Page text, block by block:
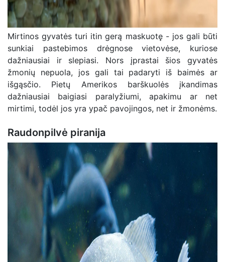
Mirtinos gyvatės turi itin gerą maskuotę - jos gali būti
sunkiai pastebimos drėgnose vietovėse, kuriose
dažniausiai ir slepiasi. Nors įprastai šios gyvatės
žmonių nepuola, jos gali tai padaryti iš baimės ar
išgąsčio. Pietų Amerikos barškuolės įkandimas
dažniausiai baigiasi paralyžiumi, apakimu ar net
mirtimi, todėl jos yra ypač pavojingos, net ir žmonėms.
Raudonpilvė piranija